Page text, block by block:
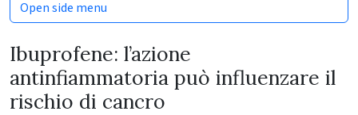
Ibuprofene: l’azione
antinfiammatoria può influenzare il
rischio di cancro
Open side menu